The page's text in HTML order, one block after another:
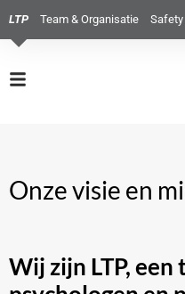
LTP Team & Organisatie
Onze visie en
Wij zijn LTP, een